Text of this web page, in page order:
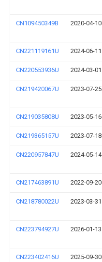
CN109450349B 2020-04-10
CN221119161U 2024-06-11
CN220553936U 2024-03-01
CN219420067U 2023-07-25
CN219035808U 2023-05-16
CN219365157U 2023-07-18
CN220957847U 2024-05-14
CN217463891U 2022-09-20
CN218780022U 2023-03-31
CN223794927U 2026-01-13
CN223402416U 2025-09-30